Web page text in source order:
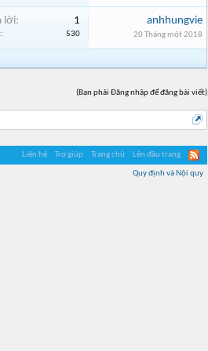
lời: 1
530
anhhungvie
20 Tháng một 2018
(Bạn phải Đăng nhập để đăng bài viết)
Liên hệ Trợ giúp Trang chủ Lên đầu trang
Quy định và Nội quy